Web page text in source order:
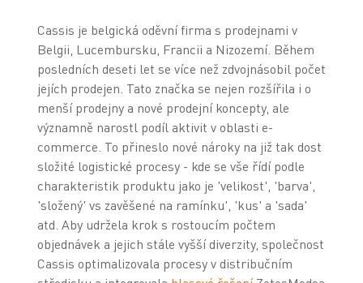
Cassis je belgická oděvní firma s prodejnami v
Belgii, Lucembursku, Francii a Nizozemí. Během
posledních deseti let se více než zdvojnásobil počet
jejích prodejen. Tato značka se nejen rozšířila i o
menší prodejny a nové prodejní koncepty, ale
významně narostl podíl aktivit v oblasti e-
commerce. To přineslo nové nároky na již tak dost
složité logistické procesy - kde se vše řídí podle
charakteristik produktu jako je 'velikost', 'barva',
'složený' vs zavěšené na ramínku', 'kus' a 'sada'
atd. Aby udržela krok s rostoucím počtem
objednávek a jejich stále vyšší diverzity, společnost
Cassis optimalizovala procesy v distribučním